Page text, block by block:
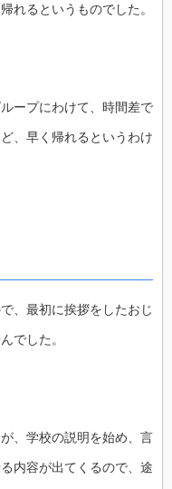
れるというものでした。
ープにわけて、時間差で
、早く帰れるというわけ
、最初に挨拶をしたおじ
でした。
、学校の説明を始め、言
内容が出てくるので、途